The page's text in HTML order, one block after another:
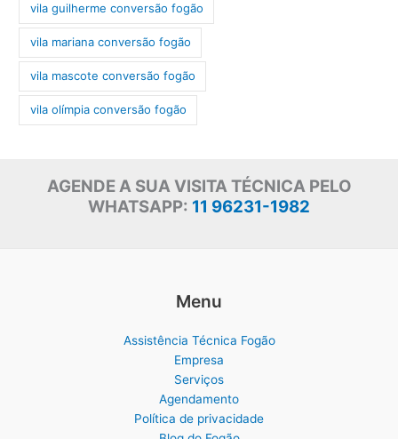
vila guilherme conversão fogão
vila mariana conversão fogão
vila mascote conversão fogão
vila olímpia conversão fogão
AGENDE A SUA VISITA TÉCNICA PELO
WHATSAPP: 11 96231-1982
Menu
Assistência Técnica Fogão
Empresa
Serviços
Agendamento
Política de privacidade